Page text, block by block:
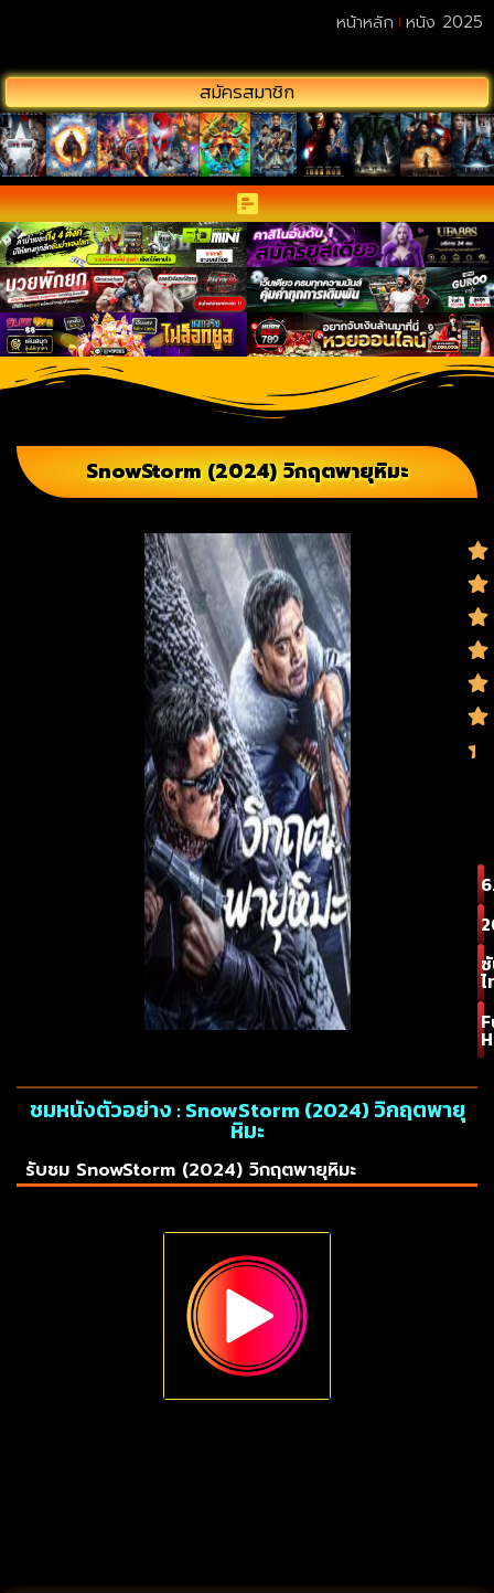
สมัครสมาชิก
หน้าหลัก หนัง 2025
SnowStorm (2024) วิกฤตพายุหิมะ
ชมหนังตัวอย่าง : SnowStorm (2024) วิกฤตพายุ
หิมะ
รับชม SnowStorm (2024) วิกฤตพายุหิมะ